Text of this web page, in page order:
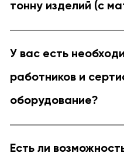
тонну изделий (с
У вас есть
работников и
оборудование?
Есть ли